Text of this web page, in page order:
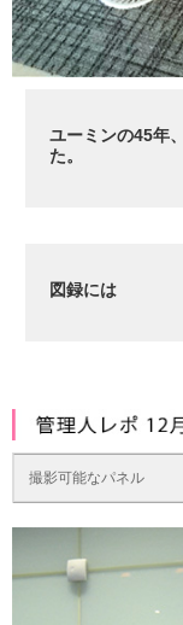
ユーミンの45年
た。
図録には
撮影可能なパネル